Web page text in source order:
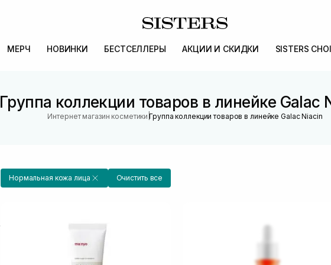
МЕРЧ НОВИНКИ БЕСТСЕЛЛЕРЫ АКЦИИ И СКИДКИ SISTERS
Группа коллекции товаров в линейке Galac
Интернет магазин косметики |Группа коллекции товаров в линейке Galac Niacin
Нормальная кожа лица Очистить все